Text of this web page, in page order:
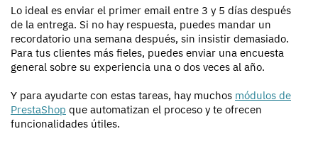
Lo ideal es enviar el primer email entre 3 y 5 días después
de la entrega. Si no hay respuesta, puedes mandar un
recordatorio una semana después, sin insistir demasiado.
Para tus clientes más fieles, puedes enviar una encuesta
general sobre su experiencia una o dos veces al año.
Y para ayudarte con estas tareas, hay muchos módulos de
PrestaShop que automatizan el proceso y te ofrecen
funcionalidades útiles.